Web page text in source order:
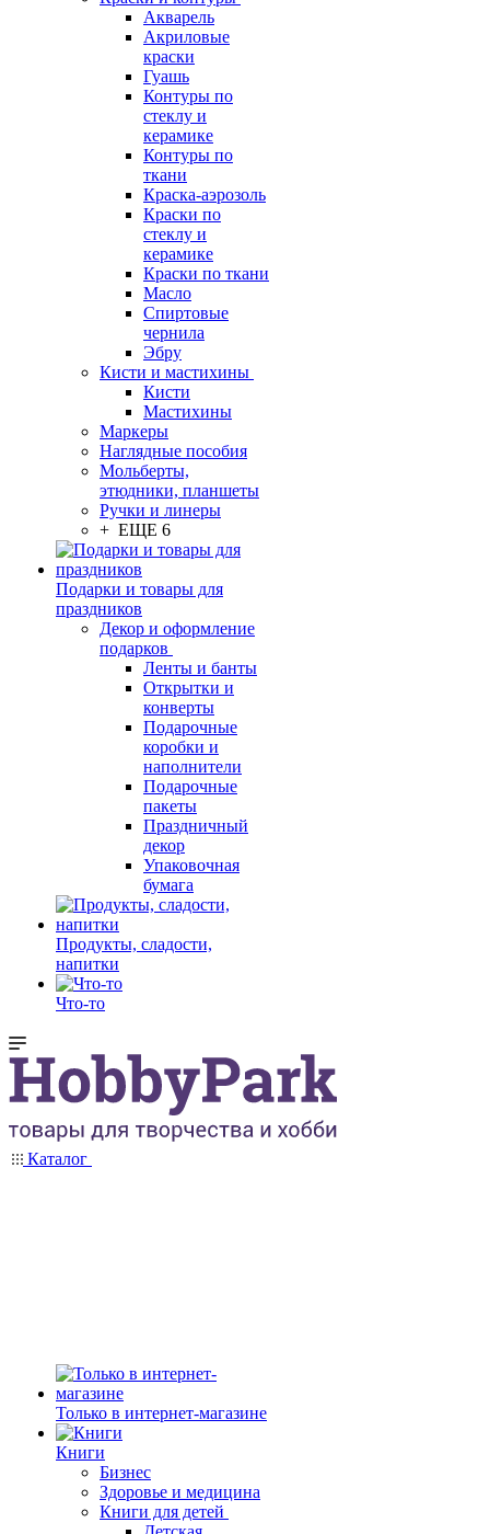
Акварель
Акриловые
краски
Гуашь
Контуры по
стеклу и
керамике
Контуры по
ткани
Краска-аэрозоль
Краски по
стеклу и
керамике
Краски по ткани
Масло
Спиртовые
чернила
Эбру
Кисти и мастихины
Кисти
Мастихины
Маркеры
Наглядные пособия
Мольберты,
этюдники, планшеты
Ручки и линеры
+ ЕЩЕ 6
Подарки и товары для
праздников
Декор и оформление
подарков
Ленты и банты
Открытки и
конверты
Подарочные
коробки и
наполнители
Подарочные
пакеты
Праздничный
декор
Упаковочная
бумага
Продукты, сладости,
напитки
Что-то
Каталог
Только в интернет-магазине
Книги
Бизнес
Здоровье и медицина
Книги для детей